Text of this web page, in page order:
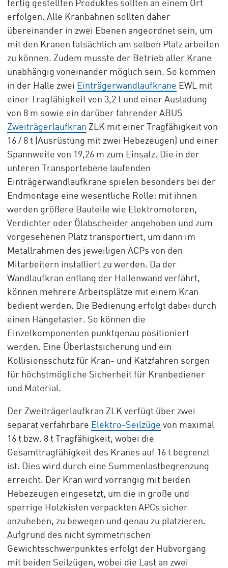
fertig gestellten Produktes sollten an einem Ort
erfolgen. Alle Kranbahnen sollten daher
übereinander in zwei Ebenen angeordnet sein, um
mit den Kranen tatsächlich am selben Platz arbeiten
zu können. Zudem musste der Betrieb aller Krane
unabhängig voneinander möglich sein. So kommen
in der Halle zwei Einträgerwandlaufkrane EWL mit
einer Tragfähigkeit von 3,2 t und einer Ausladung
von 8 m sowie ein darüber fahrender ABUS
Zweiträgerlaufkran ZLK mit einer Tragfähigkeit von
16 / 8 t (Ausrüstung mit zwei Hebezeugen) und einer
Spannweite von 19,26 m zum Einsatz. Die in der
unteren Transportebene laufenden
Einträgerwandlaufkrane spielen besonders bei der
Endmontage eine wesentliche Rolle: mit ihnen
werden größere Bauteile wie Elektromotoren,
Verdichter oder Ölabscheider angehoben und zum
vorgesehenen Platz transportiert, um dann im
Metallrahmen des jeweiligen ACPs von den
Mitarbeitern installiert zu werden. Da der
Wandlaufkran entlang der Hallenwand verfährt,
können mehrere Arbeitsplätze mit einem Kran
bedient werden. Die Bedienung erfolgt dabei durch
einen Hängetaster. So können die
Einzelkomponenten punktgenau positioniert
werden. Eine Überlastsicherung und ein
Kollisionsschutz für Kran- und Katzfahren sorgen
für höchstmögliche Sicherheit für Kranbediener
und Material.
Der Zweiträgerlaufkran ZLK verfügt über zwei
separat verfahrbare Elektro-Seilzüge von maximal
16 t bzw. 8 t Tragfähigkeit, wobei die
Gesamttragfähigkeit des Kranes auf 16 t begrenzt
ist. Dies wird durch eine Summenlastbegrenzung
erreicht. Der Kran wird vorrangig mit beiden
Hebezeugen eingesetzt, um die in große und
sperrige Holzkisten verpackten APCs sicher
anzuheben, zu bewegen und genau zu platzieren.
Aufgrund des nicht symmetrischen
Gewichtsschwerpunktes erfolgt der Hubvorgang
mit beiden Seilzügen, wobei die Last an zwei